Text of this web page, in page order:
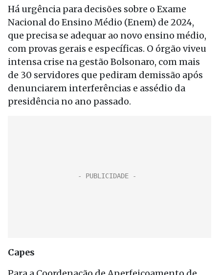
Há urgência para decisões sobre o Exame
Nacional do Ensino Médio (Enem) de 2024,
que precisa se adequar ao novo ensino médio,
com provas gerais e específicas. O órgão viveu
intensa crise na gestão Bolsonaro, com mais
de 30 servidores que pediram demissão após
denunciarem interferências e assédio da
presidência no ano passado.
Capes